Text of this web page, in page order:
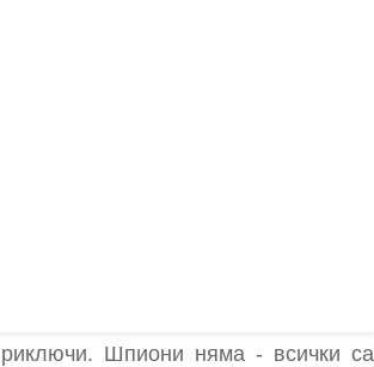
Шпиони няма - всички са